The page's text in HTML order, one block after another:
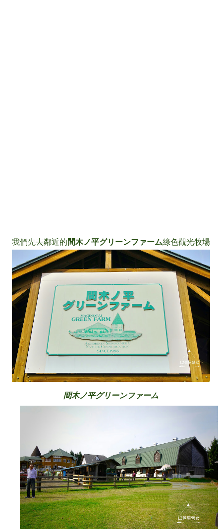
我們先去鄰近的間木ノ平グリーンファーム綠色觀光牧場
間木ノ平グリーンファーム